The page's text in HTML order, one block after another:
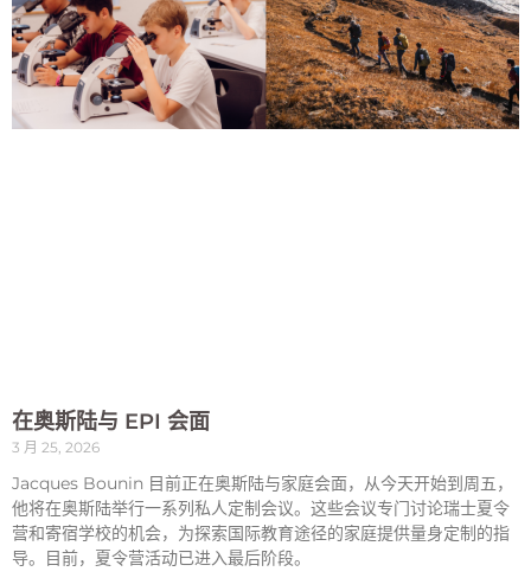
在奥斯陆与 EPI 会面
3 月 25, 2026
Jacques Bounin 目前正在奥斯陆与家庭会面，从今天开始到周五，
他将在奥斯陆举行一系列私人定制会议。这些会议专门讨论瑞士夏令
营和寄宿学校的机会，为探索国际教育途径的家庭提供量身定制的指
导。目前，夏令营活动已进入最后阶段。